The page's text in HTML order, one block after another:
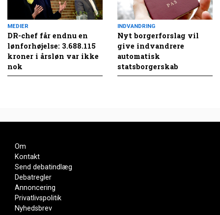
MEDIER
DR-chef får endnu en
lønforhøjelse: 3.688.115
kroner i årsløn var ikke
nok
INDVANDRING
Nyt borgerforslag vil
give indvandrere
automatisk
statsborgerskab
Om
Kontakt
Send debatindlæg
Debatregler
Annoncering
Privatlivspolitik
Nyhedsbrev